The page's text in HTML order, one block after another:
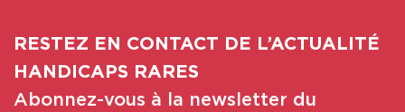
RESTEZ EN CONTACT DE L’ACTUALITÉ
HANDICAPS RARES
Abonnez-vous à la newsletter du